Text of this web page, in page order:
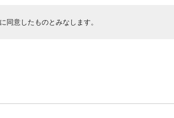
同意したものとみなします。